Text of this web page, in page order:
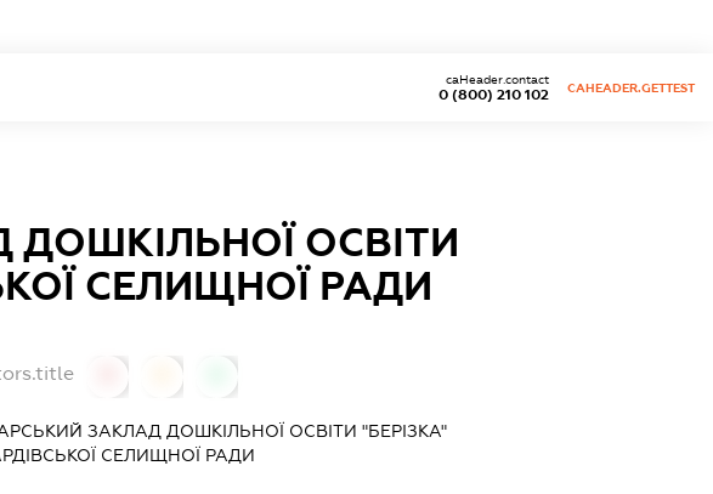
0 (800) 210 102
caHeader.contact
CAHEADER.GETTEST
ОСВІТИ
СЕЛИЩНОЇ РАДИ
ЗАКЛАД ДОШКІЛЬНОЇ ОСВІТИ "БЕРІЗКА"
СЕЛИЩНОЇ РАДИ